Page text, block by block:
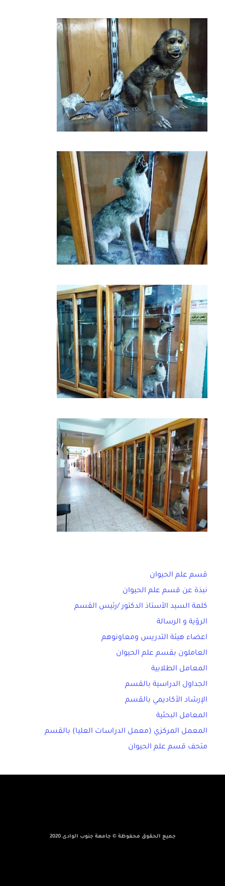
قسم علم الحيوان
نبذة عن قسم علم الحيوان
كلمة السيد الأستاذ الدكتور /رئيس القسم
الرؤية و الرسالة
اعضاء هيئة التدريس ومعاونوهم
العاملون بقسم علم الحيوان
المعامل الطلابية
الجداول الدراسية بالقسم
الإرشاد الأكاديمي بالقسم
المعامل البحثية
المعمل المركزي (معمل الدراسات العليا) بالقسم
متحف قسم علم الحيوان
جميع الحقوق محفوظة © جامعة جنوب الوادى 2020